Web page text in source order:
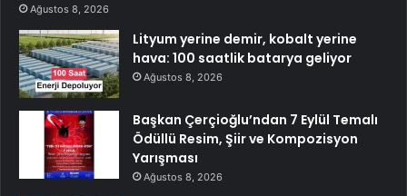
Ağustos 8, 2026
Lityum yerine demir, kobalt yerine
hava: 100 saatlik batarya geliyor
Ağustos 8, 2026
Başkan Çerçioğlu’ndan 7 Eylül Temalı
Ödüllü Resim, Şiir ve Kompozisyon
Yarışması
Ağustos 8, 2026